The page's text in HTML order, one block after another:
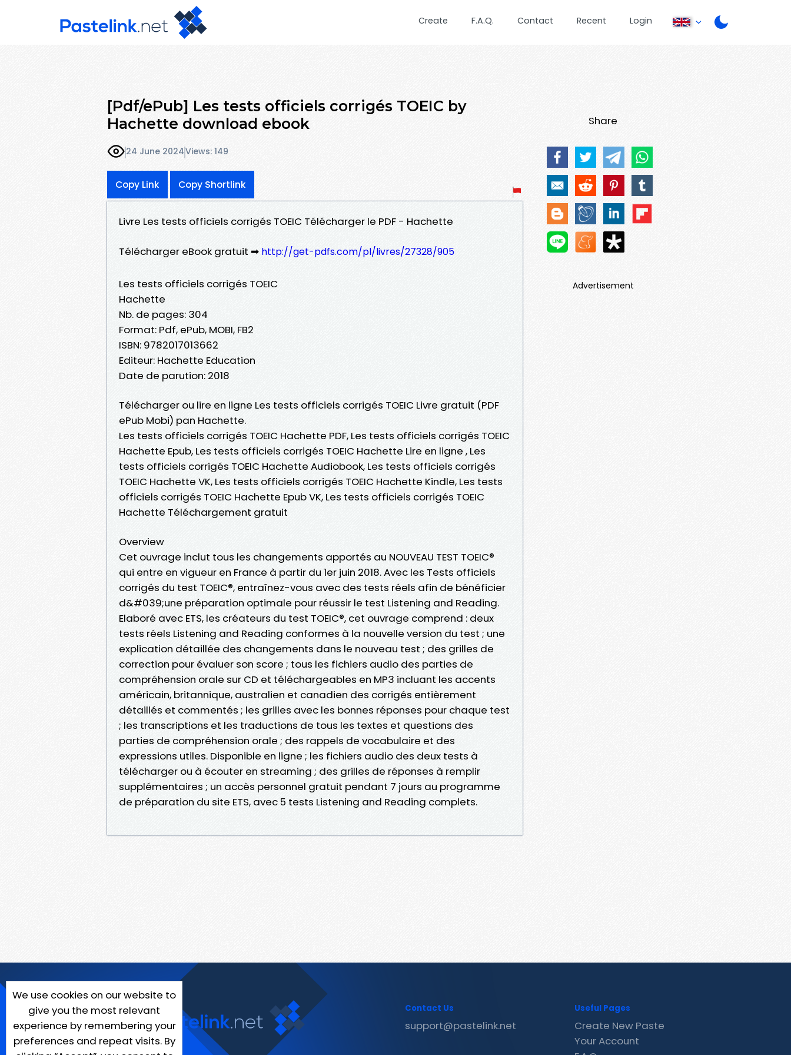
Create F.A.Q. Contact Recent Login
[Pdf/ePub] Les tests officiels corrigés TOEIC by
Hachette download ebook
24 June 2024Views: 149
Copy Link Copy Shortlink
Livre Les tests officiels corrigés TOEIC Télécharger le PDF - Hachette
Télécharger eBook gratuit ➡ http://get-pdfs.com/pl/livres/27328/905
Les tests officiels corrigés TOEIC
Hachette
Nb. de pages: 304
Format: Pdf, ePub, MOBI, FB2
ISBN: 9782017013662
Editeur: Hachette Education
Date de parution: 2018
Télécharger ou lire en ligne Les tests officiels corrigés TOEIC Livre gratuit (PDF
ePub Mobi) pan Hachette.
Les tests officiels corrigés TOEIC Hachette PDF, Les tests officiels corrigés TOEIC
Hachette Epub, Les tests officiels corrigés TOEIC Hachette Lire en ligne , Les
tests officiels corrigés TOEIC Hachette Audiobook, Les tests officiels corrigés
TOEIC Hachette VK, Les tests officiels corrigés TOEIC Hachette Kindle, Les tests
officiels corrigés TOEIC Hachette Epub VK, Les tests officiels corrigés TOEIC
Hachette Téléchargement gratuit
Overview
Cet ouvrage inclut tous les changements apportés au NOUVEAU TEST TOEIC®
qui entre en vigueur en France à partir du 1er juin 2018. Avec les Tests officiels
corrigés du test TOEIC®, entraînez-vous avec des tests réels afin de bénéficier
d&#039;une préparation optimale pour réussir le test Listening and Reading.
Elaboré avec ETS, les créateurs du test TOEIC®, cet ouvrage comprend : deux
tests réels Listening and Reading conformes à la nouvelle version du test ; une
explication détaillée des changements dans le nouveau test ; des grilles de
correction pour évaluer son score ; tous les fichiers audio des parties de
compréhension orale sur CD et téléchargeables en MP3 incluant les accents
américain, britannique, australien et canadien des corrigés entièrement
détaillés et commentés ; les grilles avec les bonnes réponses pour chaque test
; les transcriptions et les traductions de tous les textes et questions des
parties de compréhension orale ; des rappels de vocabulaire et des
expressions utiles. Disponible en ligne ; les fichiers audio des deux tests à
télécharger ou à écouter en streaming ; des grilles de réponses à remplir
supplémentaires ; un accès personnel gratuit pendant 7 jours au programme
de préparation du site ETS, avec 5 tests Listening and Reading complets.
Share
Advertisement
We use cookies on our website to
give you the most relevant
experience by remembering your
preferences and repeat visits. By
Contact Us
support@pastelink.net
Useful Pages
Create New Paste
Your Account